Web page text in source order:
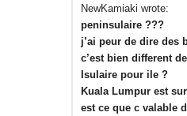
NewKamiaki wrote:
peninsulaire ???
j’ai peur de dire des
c’est bien different
Isulaire pour ile ?
Kuala Lumpur est
est ce que c valable